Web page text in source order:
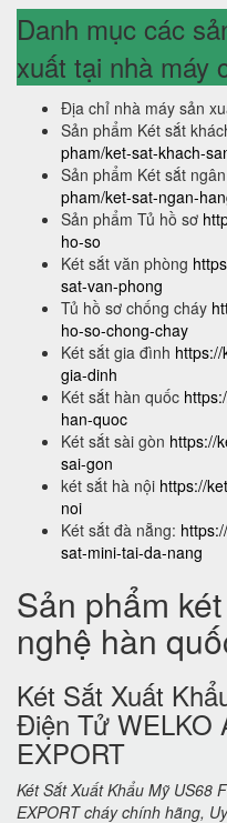
Danh mục các
xuất tại nhà máy
Địa chỉ nhà máy sản
Sản phẩm Két sắt
pham/ket-sat-khach-
Sản phẩm Két sắt
pham/ket-sat-ngan-
Sản phẩm Tủ hồ sơ
ho-so
Két sắt văn phòng
sat-van-phong
Tủ hồ sơ chống cháy
ho-so-chong-chay
Két sắt gia đình
gia-dinh
Két sắt hàn quốc
han-quoc
Két sắt sài gòn https://
sai-gon
két sắt hà nội https://
noi
Két sắt đà nẵng:
sat-mini-tai-da-nang
Sản phẩm
nghệ hàn
Két Sắt Xuất
Điện Tử WELKO
EXPORT
Két Sắt Xuất Khẩu Mỹ US68
EXPORT cháy chính hãng,